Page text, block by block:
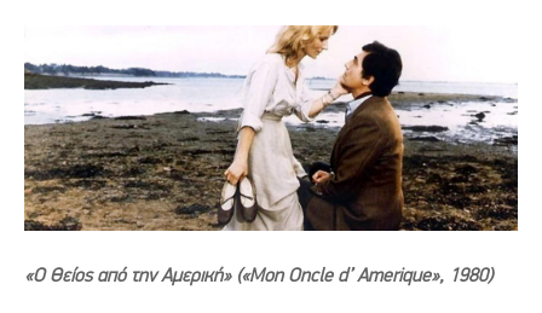
«Ο Θείος από την Αμερική» («Mon Oncle d’ Amerique», 1980)